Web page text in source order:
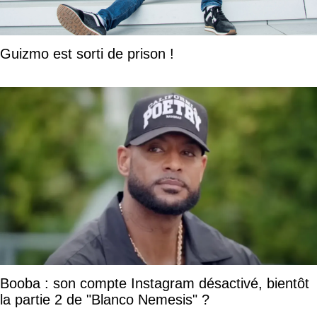
Guizmo est sorti de prison !
Booba : son compte Instagram désactivé, bientôt
la partie 2 de "Blanco Nemesis" ?